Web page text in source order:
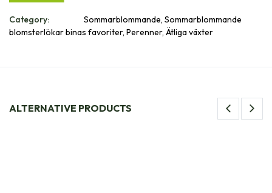
Category:
Sommarblommande, Sommarblommande
blomsterlökar binas favoriter, Perenner, Ätliga växter
ALTERNATIVE PRODUCTS